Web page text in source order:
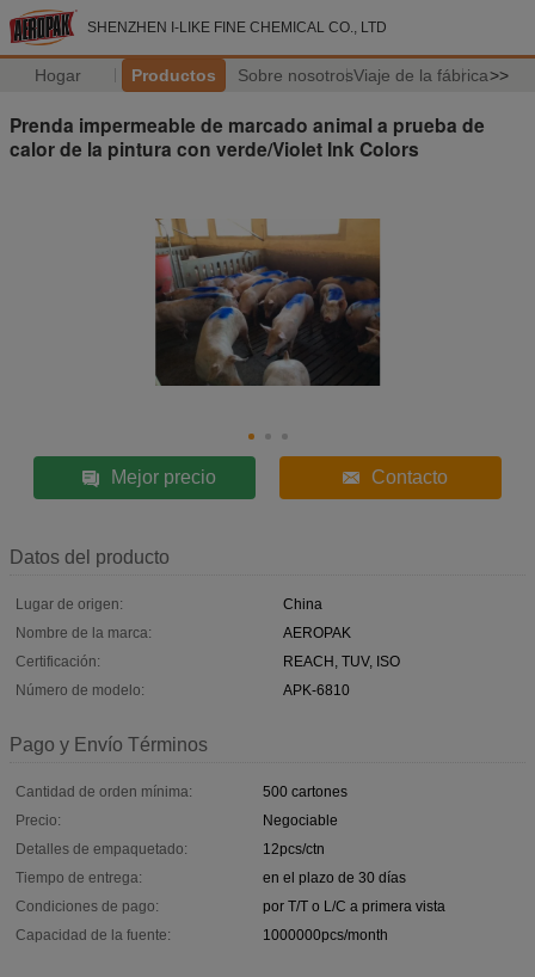
SHENZHEN I-LIKE FINE CHEMICAL CO., LTD
Hogar Productos Sobre nosotrosViaje de la fábrica>>
Prenda impermeable de marcado animal a prueba de
calor de la pintura con verde/Violet Ink Colors
Mejor precio Contacto
Datos del producto
Lugar de origen:
China
Nombre de la marca:
AEROPAK
Certificación:
REACH, TUV, ISO
Número de modelo:
APK-6810
Pago y Envío Términos
Cantidad de orden mínima:
500 cartones
Precio:
Negociable
Detalles de empaquetado:
12pcs/ctn
Tiempo de entrega:
en el plazo de 30 días
Condiciones de pago:
por T/T o L/C a primera vista
Capacidad de la fuente:
1000000pcs/month